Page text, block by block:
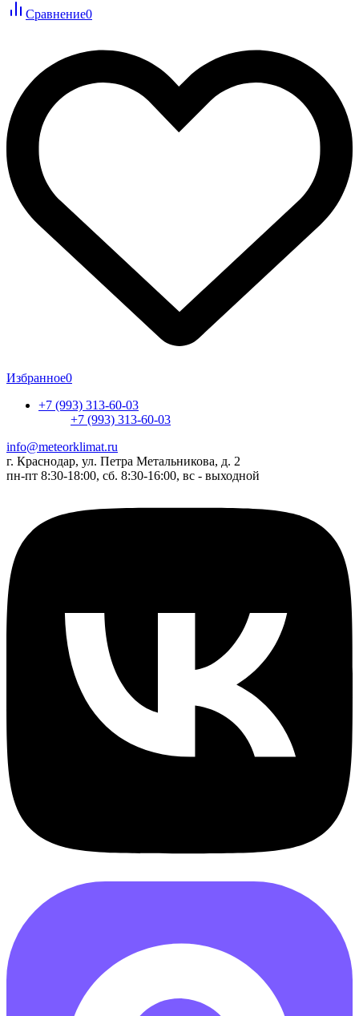
Сравнение0
Избранное0
+7 (993) 313-60-03
+7 (993) 313-60-03
info@meteorklimat.ru
г. Краснодар, ул. Петра Метальникова, д. 2
пн-пт 8:30-18:00, сб. 8:30-16:00, вс - выходной